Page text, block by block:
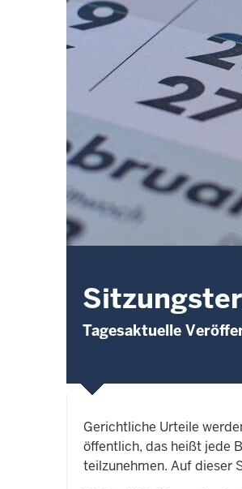
Tagesaktuelle
Gerichtliche Urteile
öffentlich, das heißt jede
teilzunehmen. Auf dieser